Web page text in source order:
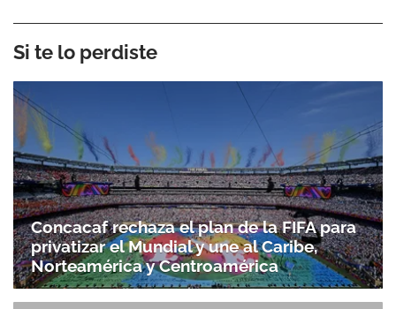
Si te lo perdiste
Concacaf rechaza el plan de la FIFA para
privatizar el Mundial y une al Caribe,
Norteamérica y Centroamérica